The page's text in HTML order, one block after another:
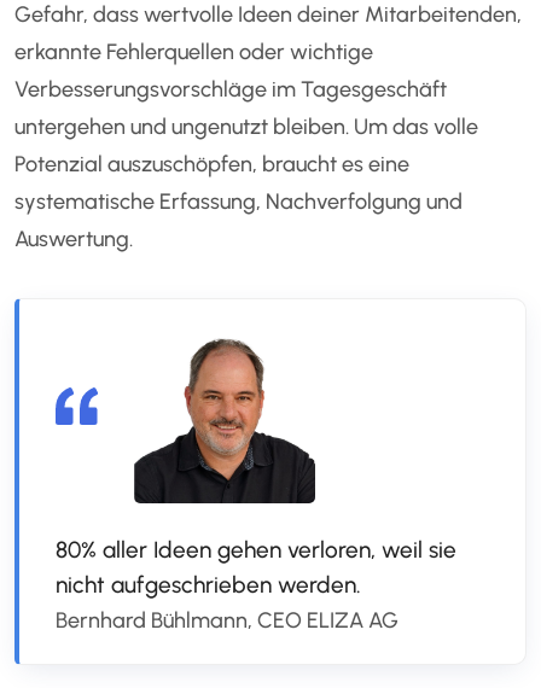
Gefahr, dass wertvolle Ideen deiner Mitarbeitenden,
erkannte Fehlerquellen oder wichtige
Verbesserungsvorschläge im Tagesgeschäft
untergehen und ungenutzt bleiben. Um das volle
Potenzial auszuschöpfen, braucht es eine
systematische Erfassung, Nachverfolgung und
Auswertung.
80% aller Ideen gehen verloren, weil sie
nicht aufgeschrieben werden.
Bernhard Bühlmann, CEO ELIZA AG